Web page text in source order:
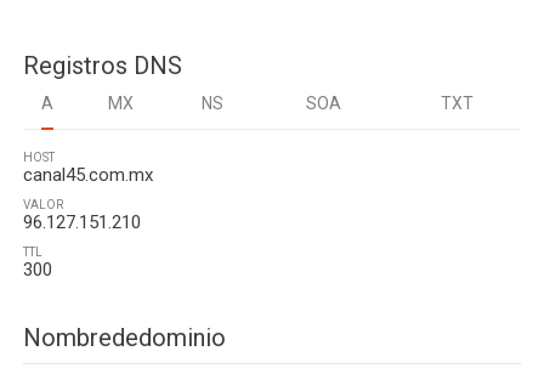
Registros DNS
A MX NS SOA TXT
HOST
canal45.com.mx
VALOR
96.127.151.210
TTL
300
Nombrededominio